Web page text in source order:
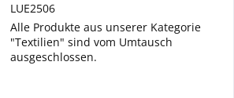
LUE2506
Alle Produkte aus unserer Kategorie
"Textilien" sind vom Umtausch
ausgeschlossen.